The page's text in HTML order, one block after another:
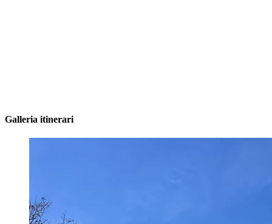
Galleria itinerari